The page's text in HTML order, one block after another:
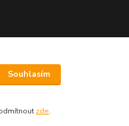
515/4, Michle, 140 00 Praha 4
Souhlasím
zde.